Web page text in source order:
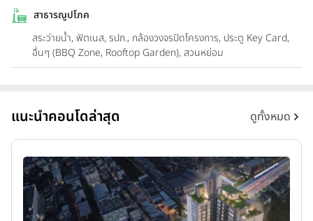
สาธารณูปโภค
สระว่ายน้ำ, ฟิตเนส, รปภ., กล้องวงจรปิดโครงการ, ประตู Key Card,
อื่นๆ (BBQ Zone, Rooftop Garden), สวนหย่อม
แนะนำคอนโดล่าสุด ดูทั้งหมด